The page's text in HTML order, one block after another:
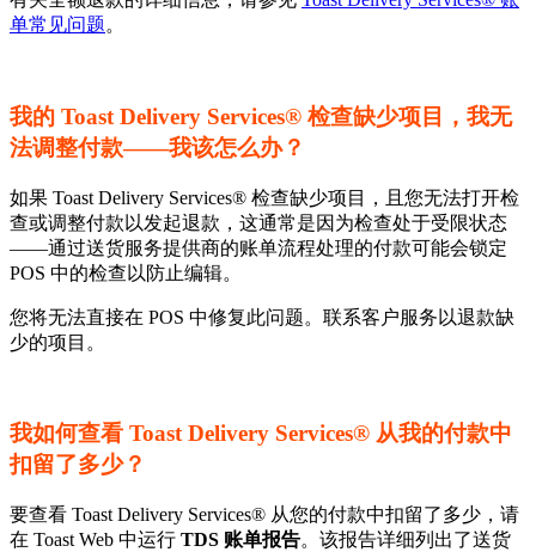
单常见问题。
我的 Toast Delivery Services® 检查缺少项目，我无
法调整付款——我该怎么办？
如果 Toast Delivery Services® 检查缺少项目，且您无法打开检
查或调整付款以发起退款，这通常是因为检查处于受限状态
——通过送货服务提供商的账单流程处理的付款可能会锁定
POS 中的检查以防止编辑。
您将无法直接在 POS 中修复此问题。联系客户服务以退款缺
少的项目。
我如何查看 Toast Delivery Services® 从我的付款中
扣留了多少？
要查看 Toast Delivery Services® 从您的付款中扣留了多少，请
在 Toast Web 中运行 TDS 账单报告。该报告详细列出了送货